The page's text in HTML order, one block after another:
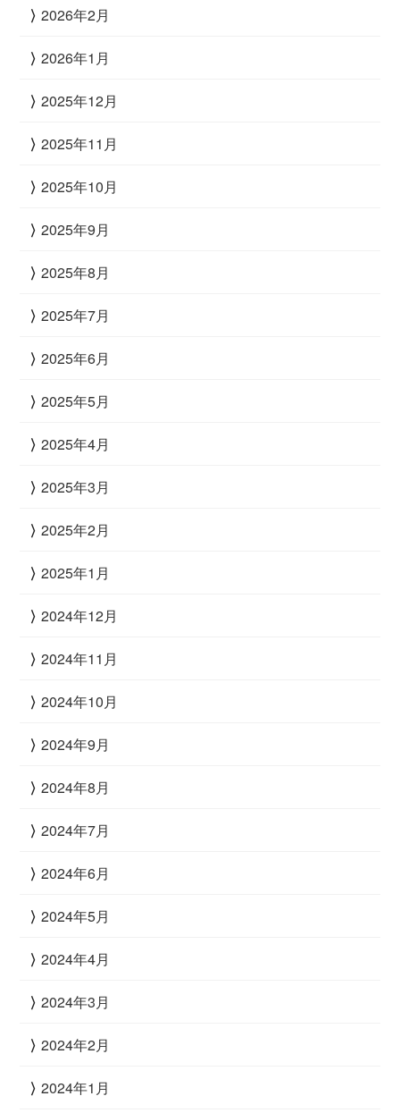
2026年2月
2026年1月
2025年12月
2025年11月
2025年10月
2025年9月
2025年8月
2025年7月
2025年6月
2025年5月
2025年4月
2025年3月
2025年2月
2025年1月
2024年12月
2024年11月
2024年10月
2024年9月
2024年8月
2024年7月
2024年6月
2024年5月
2024年4月
2024年3月
2024年2月
2024年1月